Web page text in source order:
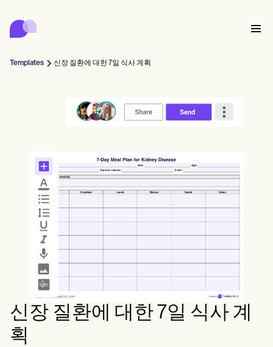
Product
스케줄링
건강 기록
Community
솔로 프랙티셔너
신규 실무자
음성 언어 병리학자
척추 지압 요법사
정신 건강 전문가
사회 복지사
영양사 및 영양사
물리 치료사
심리학자
간호사
Automatic reminders
메시지
Client messaging
SMS and email
Telehealth video
In session notes
AI Scribe
Clinical notes
완료
ePrescribe
NEW
Treatment plans
Invoicing and payments
Insurance claims
병원 관리
규정 준수 및 보안
Carepatron AI
전체 워크플로우 보기
Counselors
Mental health
Psychologists
Therapists
Medical
Dentists
Nurse practitioners
Nurses
Physicians
Psychiatrists
Allied
Dietitians
Nutritionists
Occupational therapists
Physical therapists
Social workers
Speech therapists
Wellness
Acupuncturists
Chiropractors
Health coaches
Life coaches
Massage therapists
Personal trainers
로그인
Templates 신장 질환에 대한 7일 식사 계획
신장 질환에 대한 7일 식사 계
획